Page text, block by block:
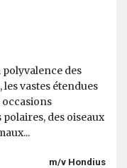
des
vastes étendues
occasions
des oiseaux
m/v Hondius